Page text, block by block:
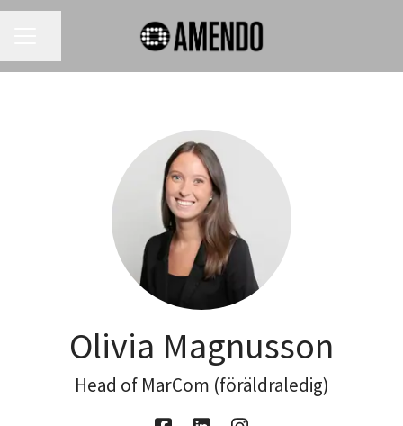
Olivia Magnusson
Head of MarCom (föräldraledig)